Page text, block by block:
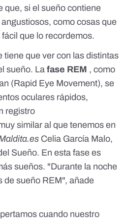
que, si el sueño contiene
como cosas que
que lo recordemos.
tiene que ver con las distintas
sueño. La fase REM , como
(Rapid Eye Movement), se
oculares rápidos,
registro
similar al que tenemos en
Celia García Malo,
Sueño. En esta fase es
sueños. "Durante la noche
de sueño REM", añade
cuando nuestro